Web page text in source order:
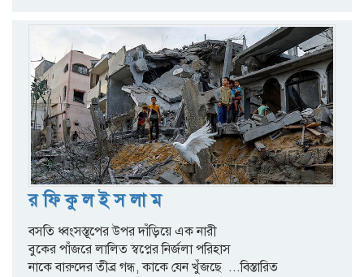
র ফি কু ল ই স লা ম
বসতি ধ্বংসস্তূপের উপর দাঁড়িয়ে এক নারী
বুকের পাঁজরে লালিত স্বপ্নের নির্জলা পরিহাস
নাকে বারুদের তীব্র গন্ধ, কাকে যেন খুঁজছে ...বিস্তারিত